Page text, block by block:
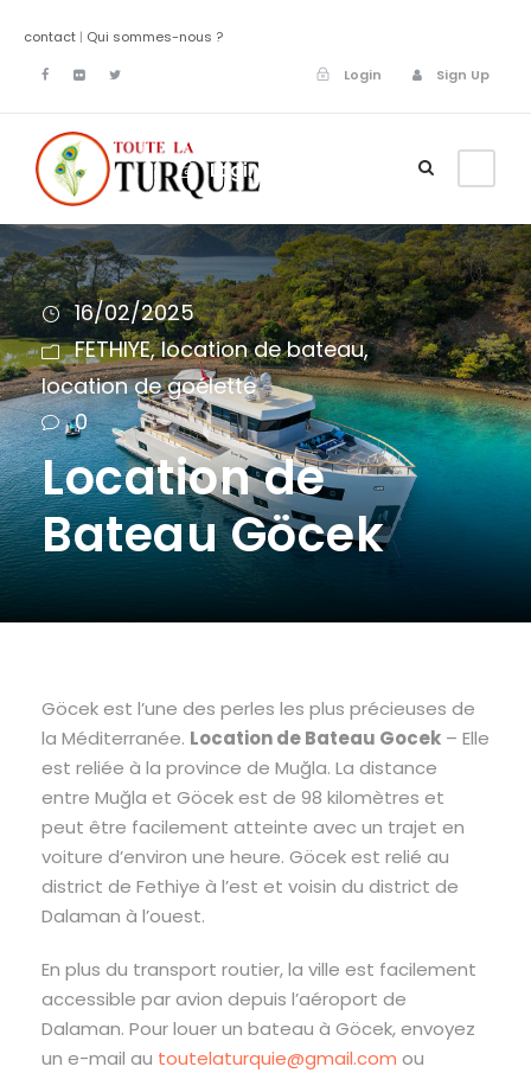
contact | Qui sommes-nous ?
Login
Sign Up
Login
16/02/2025
FETHIYE, location de bateau,
location de goélette
0
Location de
Bateau Göcek
Göcek est l’une des perles les plus précieuses de
la Méditerranée. Location de Bateau Gocek – Elle
est reliée à la province de Muğla. La distance
entre Muğla et Göcek est de 98 kilomètres et
peut être facilement atteinte avec un trajet en
voiture d’environ une heure. Göcek est relié au
district de Fethiye à l’est et voisin du district de
Dalaman à l’ouest.
En plus du transport routier, la ville est facilement
accessible par avion depuis l’aéroport de
Dalaman. Pour louer un bateau à Göcek, envoyez
un e-mail au toutelaturquie@gmail.com ou